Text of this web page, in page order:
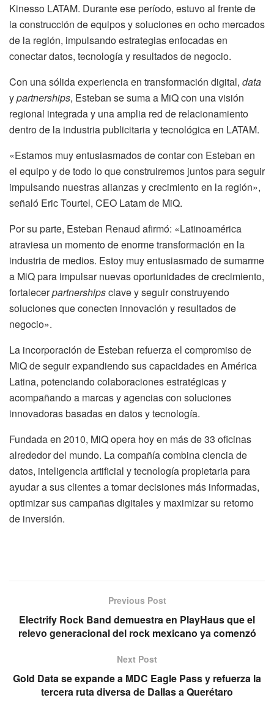
Kinesso LATAM. Durante ese período, estuvo al frente de
la construcción de equipos y soluciones en ocho mercados
de la región, impulsando estrategias enfocadas en
conectar datos, tecnología y resultados de negocio.
Con una sólida experiencia en transformación digital, data
ypartnerships, Esteban se suma a MiQ con una visión
regional integrada y una amplia red de relacionamiento
dentro de la industria publicitaria y tecnológica en LATAM.
«Estamos muy entusiasmados de contar con Esteban en
el equipo y de todo lo que construiremos juntos para seguir
impulsando nuestras alianzas y crecimiento en la región»,
señaló Eric Tourtel, CEO Latam de MiQ.
Por su parte, Esteban Renaud afirmó: «Latinoamérica
atraviesa un momento de enorme transformación en la
industria de medios. Estoy muy entusiasmado de sumarme
a MiQ para impulsar nuevas oportunidades de crecimiento,
fortalecerpartnershipsclave y seguir construyendo
soluciones que conecten innovación y resultados de
negocio».
La incorporación de Esteban refuerza el compromiso de
MiQ de seguir expandiendo sus capacidades en América
Latina, potenciando colaboraciones estratégicas y
acompañando a marcas y agencias con soluciones
innovadoras basadas en datos y tecnología.
Fundada en 2010, MiQ opera hoy en más de 33 oficinas
alrededor del mundo. La compañía combina ciencia de
datos, inteligencia artificial y tecnología propietaria para
ayudar a sus clientes a tomar decisiones más informadas,
optimizar sus campañas digitales y maximizar su retorno
de inversión.
Previous Post
Electrify Rock Band demuestra en PlayHaus que el
relevo generacional del rock mexicano ya comenzó
Next Post
Gold Data se expande a MDC Eagle Pass y refuerza la
tercera ruta diversa de Dallas a Querétaro